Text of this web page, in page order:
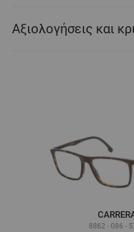
Αξιολογήσεις και
8862 - 086 -